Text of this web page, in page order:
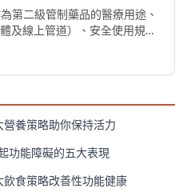
第二級管制藥品的醫療用途、
及線上管道）、安全使用規
養策略助你保持活力
功能障礙的五大表現
食策略改善性功能健康